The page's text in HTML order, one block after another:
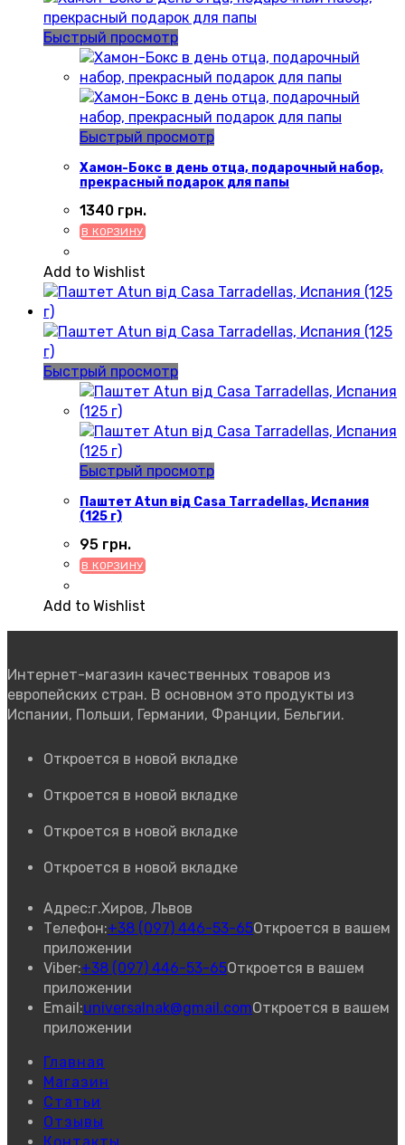
Быстрый просмотр
Быстрый просмотр
Хамон-Бокс в день отца, подарочный набор,
прекрасный подарок для папы
1340 грн.
В КОРЗИНУ
Add to Wishlist
Быстрый просмотр
Быстрый просмотр
Паштет Atun від Casa Tarradellas, Испания
(125 г)
95 грн.
В КОРЗИНУ
Add to Wishlist
Интернет-магазин качественных товаров из
европейских стран. В основном это продукты из
Испании, Польши, Германии, Франции, Бельгии.
Откроется в новой вкладке
Откроется в новой вкладке
Откроется в новой вкладке
Откроется в новой вкладке
Адрес:г.Хиров, Львов
Телефон:+38 (097) 446-53-65Откроется в вашем
приложении
Viber:+38 (097) 446-53-65Откроется в вашем
приложении
Email:universalnak@gmail.comОткроется в вашем
приложении
Главная
Магазин
Статьи
Отзывы